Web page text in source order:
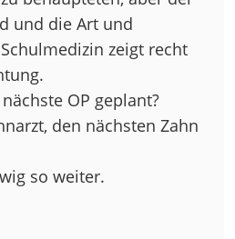
und die Art und
zeigt recht
OP geplant?
den nächsten Zahn
so weiter.